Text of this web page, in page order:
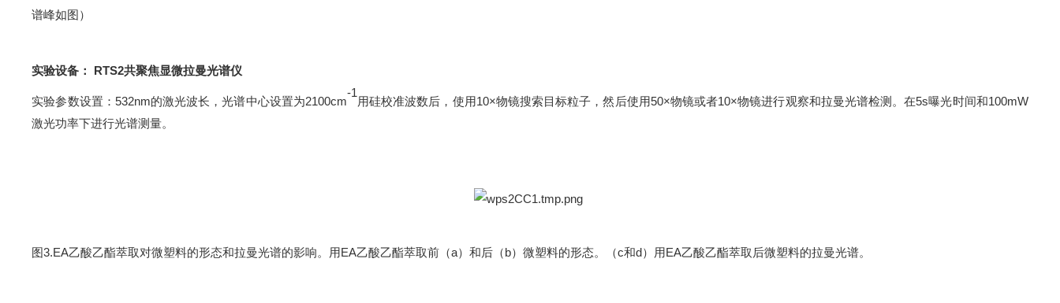
谱峰如图）
实验设备： RTS2共聚焦显微拉曼光谱仪
实验参数设置： 532nm的激光波长 ，光谱中心设置为2100cm
-1
用硅校准波数后，使用10×物镜搜索目标粒子，然后使用50×物镜或者10×物镜进行观察和拉曼光谱检测。在5s曝光时间和100mW
激光功率下进行光谱测量。
图3.EA乙酸乙酯萃取对微塑料的形态和拉曼光谱的影响。用EA乙酸乙酯萃取前（a）和后（b）微塑料的形态。（c和d）用EA乙酸乙酯萃取后微塑料的拉曼光谱。